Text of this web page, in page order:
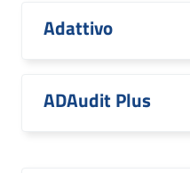
Adattivo
ADAudit Plus